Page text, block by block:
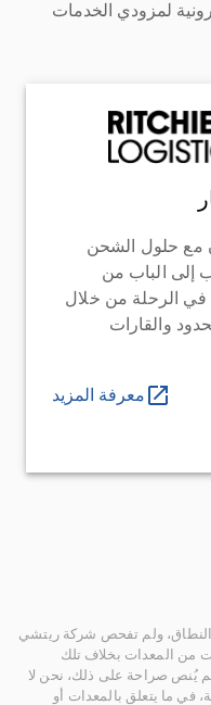
لمزودي الخدمات
مع حلول الشحن
إلى الباب من
في الرحلة من خلال
والقارات
معرفة المزيد
النطاق، ولم تفحص شركة ريتشي
من المعدات بخلاف تلك
يُنص صراحة على ذلك، نحن لا
في ما يتعلق بالمعدات أو